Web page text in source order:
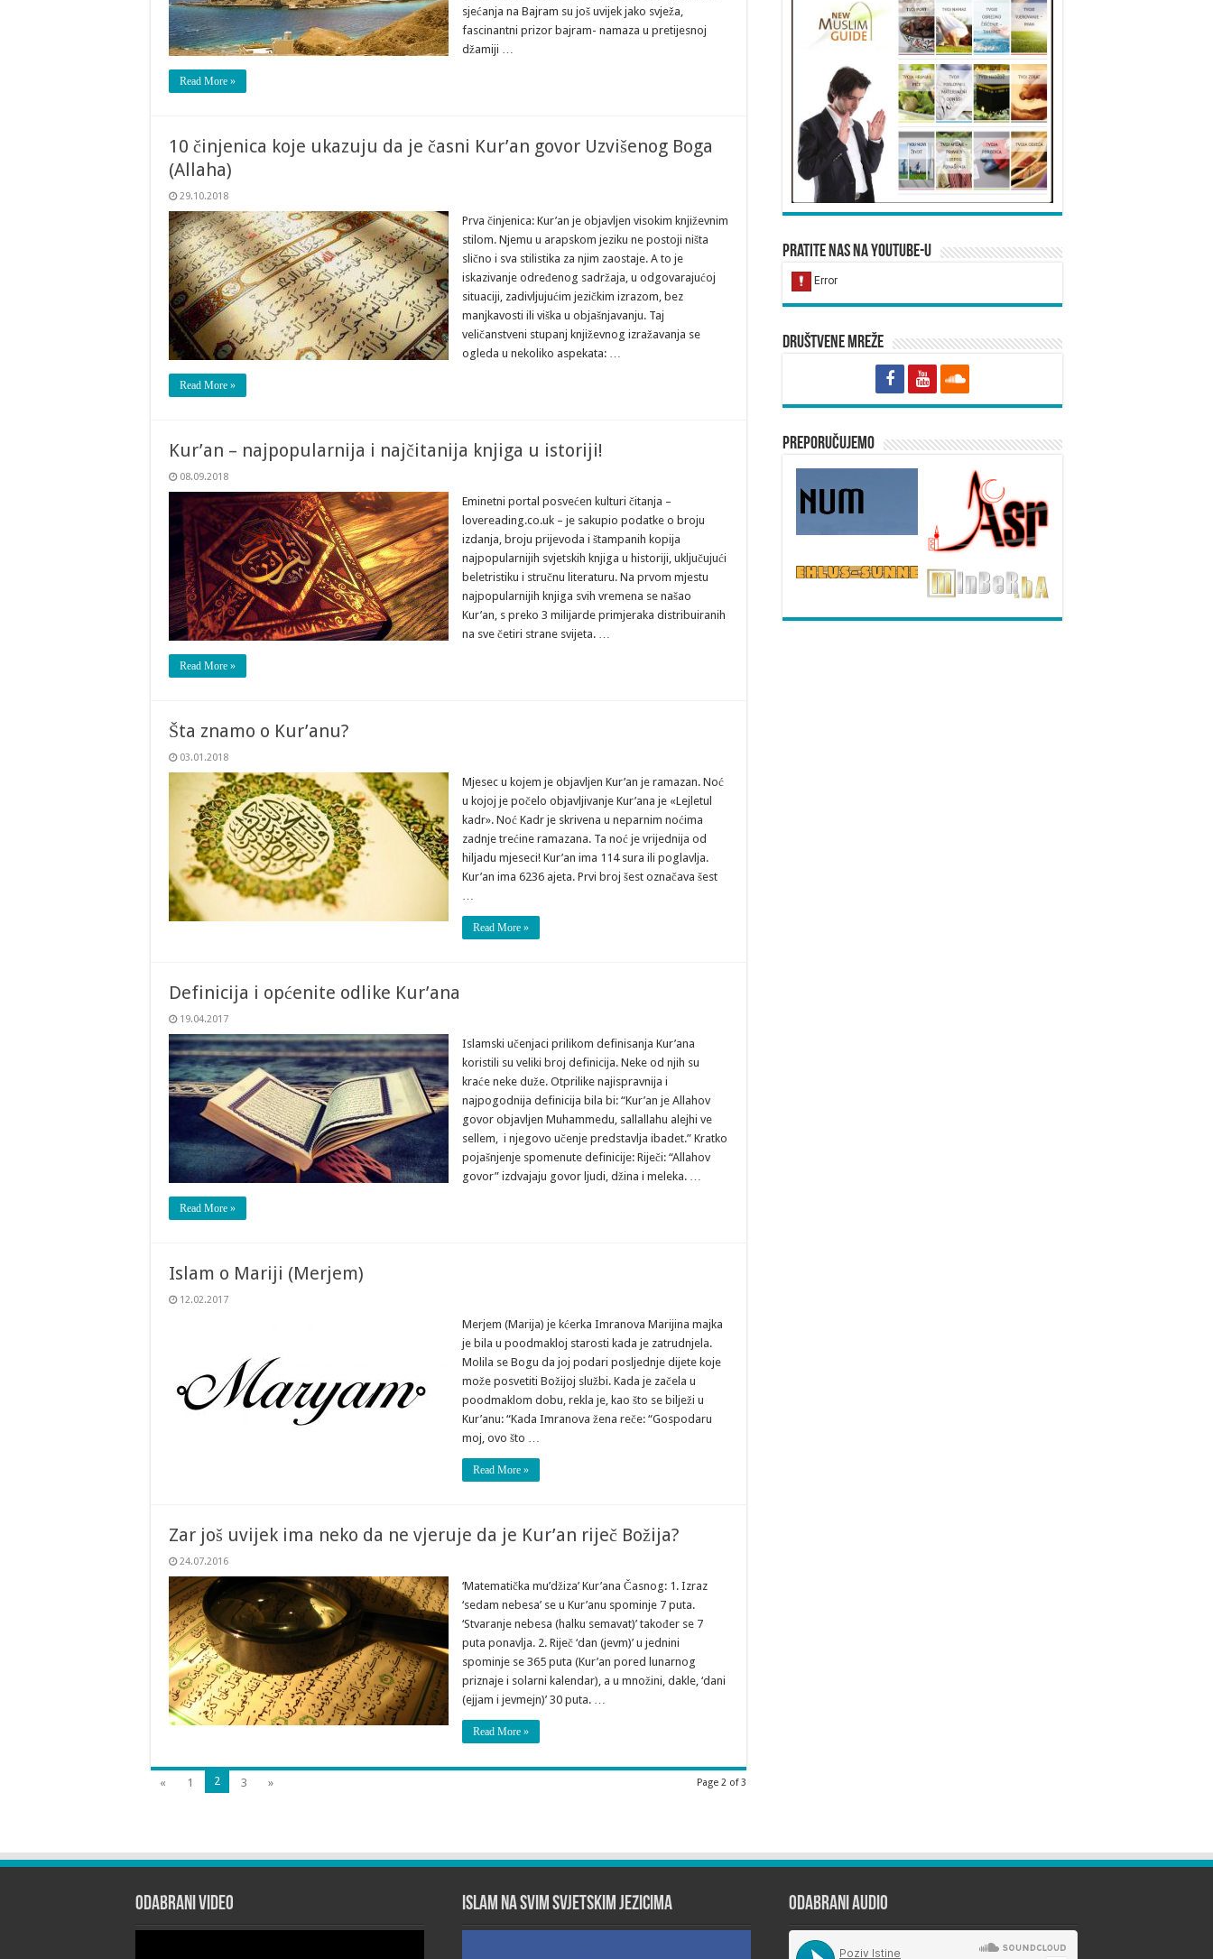
sjećanja na Bajram su još uvijek jako svježa,
fascinantni prizor bajram- namaza u pretijesnoj
džamiji …
Read More »
10 činjenica koje ukazuju da je časni Kur’an govor Uzvišenog Boga
(Allaha)
29.10.2018
Prva činjenica: Kur’an je objavljen visokim književnim
stilom. Njemu u arapskom jeziku ne postoji ništa
slično i sva stilistika za njim zaostaje. A to je
iskazivanje određenog sadržaja, u odgovarajućoj
situaciji, zadivljujućim jezičkim izrazom, bez
manjkavosti ili viška u objašnjavanju. Taj
veličanstveni stupanj književnog izražavanja se
ogleda u nekoliko aspekata: …
Read More »
Kur’an – najpopularnija i najčitanija knjiga u istoriji!
08.09.2018
Eminetni portal posvećen kulturi čitanja –
lovereading.co.uk – je sakupio podatke o broju
izdanja, broju prijevoda i štampanih kopija
najpopularnijih svjetskih knjiga u historiji, uključujući
beletristiku i stručnu literaturu. Na prvom mjestu
najpopularnijih knjiga svih vremena se našao
Kur’an, s preko 3 milijarde primjeraka distribuiranih
na sve četiri strane svijeta. …
Read More »
Šta znamo o Kur’anu?
03.01.2018
Mjesec u kojem je objavljen Kur’an je ramazan. Noć
u kojoj je počelo objavljivanje Kur’ana je «Lejletul
kadr». Noć Kadr je skrivena u neparnim noćima
zadnje trećine ramazana. Ta noć je vrijednija od
hiljadu mjeseci! Kur’an ima 114 sura ili poglavlja.
Kur’an ima 6236 ajeta. Prvi broj šest označava šest
…
Read More »
Definicija i općenite odlike Kur’ana
19.04.2017
Islamski učenjaci prilikom definisanja Kur’ana
koristili su veliki broj definicija. Neke od njih su
kraće neke duže. Otprilike najispravnija i
najpogodnija definicija bila bi: “Kur’an je Allahov
govor objavljen Muhammedu, sallallahu alejhi ve
sellem, i njegovo učenje predstavlja ibadet.” Kratko
pojašnjenje spomenute definicije: Riječi: “Allahov
govor” izdvajaju govor ljudi, džina i meleka. …
Read More »
Islam o Mariji (Merjem)
12.02.2017
Merjem (Marija) je kćerka Imranova Marijina majka
je bila u poodmakloj starosti kada je zatrudnjela.
Molila se Bogu da joj podari posljednje dijete koje
može posvetiti Božijoj službi. Kada je začela u
poodmaklom dobu, rekla je, kao što se bilježi u
Kur’anu: “Kada Imranova žena reče: “Gospodaru
moj, ovo što …
Read More »
Zar još uvijek ima neko da ne vjeruje da je Kur’an riječ Božija?
24.07.2016
‘Matematička mu’džiza’ Kur’ana Časnog: 1. Izraz
‘sedam nebesa’ se u Kur’anu spominje 7 puta.
‘Stvaranje nebesa (halku semavat)’ također se 7
puta ponavlja. 2. Riječ ‘dan (jevm)’ u jednini
spominje se 365 puta (Kur’an pored lunarnog
priznaje i solarni kalendar), a u množini, dakle, ‘dani
(ejjam i jevmejn)’ 30 puta. …
Read More »
Page 2 of 3
« 1 2 3 »
Pratite nas na YouTube-u
Društvene mreže
Preporučujemo
Odabrani Video Islam na svim svjetskim jezicima Odabrani Audio